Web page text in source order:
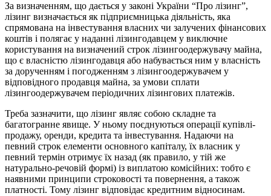
За визначенням, що дається у законі України “Про лізинг”,
лізинг визначається як підприємницька діяльність, яка
спрямована на інвестування власних чи залучених фінансових
коштів і полягає у наданні лізингодавцем у виключне
користування на визначений строк лізингоодержувачу майна,
що є власністю лізингодавця або набувається ним у власність
за дорученням і погодженням з лізингоодержувачем у
відповідного продавця майна, за умови сплати
лізингоодержувачем періодичних лізингових платежів.
Треба зазначити, що лізинг являє собою складне та
багатогранне явище. У ньому поєднуються операції купівлі-
продажу, оренди, кредита та інвестування. Надаючи на
певний строк елементи основного капіталу, їх власник у
певний термін отримує їх назад (як правило, у тій же
натурально-речовій формі) із виплатою комісійних: тобто є
наявними принципи строковості та повернення, а також
платності. Тому лізинг відповідає кредитним відносинам.